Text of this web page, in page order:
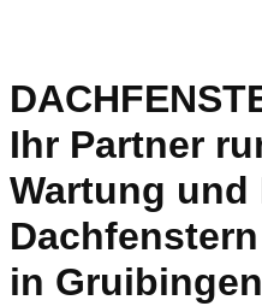
Ihr Partner
Wartung und
in Gruibingen